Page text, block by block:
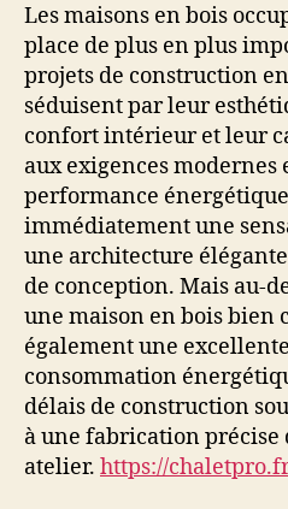
Les maisons en bois
place de plus en plus
projets de construction
séduisent par leur
confort intérieur et leur
aux exigences modernes
performance
immédiatement une
une architecture
de conception. Mais au-
une maison en bois bien
également une
consommation
délais de construction
à une fabrication précise
atelier. https://